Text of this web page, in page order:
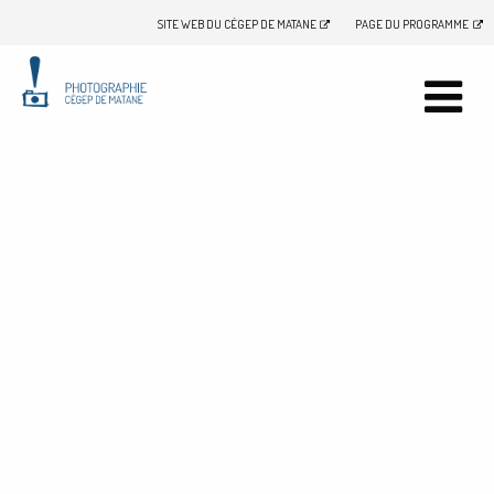
SITE WEB DU CÉGEP DE MATANE PAGE DU PROGRAMME